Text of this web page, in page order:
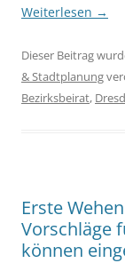
Weiterlesen →
Dieser Beitrag
& Stadtplanung
Bezirksbeirat,
Erste
Vorschläge
können